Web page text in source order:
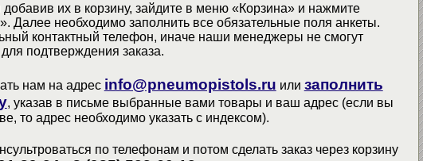
их в корзину, зайдите в меню «Корзина» и нажмите
Далее необходимо заполнить все обязательные поля анкеты.
контактный телефон, иначе наши менеджеры не смогут
подтверждения заказа.
нам на адрес info@pneumopistols.ru или заполнить
, указав в письме выбранные вами товары и ваш адрес (если вы
то адрес необходимо указать с индексом).
по телефонам и потом сделать заказ через корзину